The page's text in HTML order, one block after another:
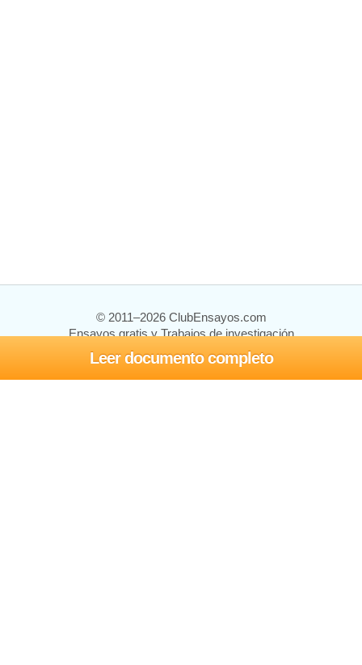
Leer documento completo
© 2011–2026 ClubEnsayos.com
Ensayos gratis y Trabajos de investigación